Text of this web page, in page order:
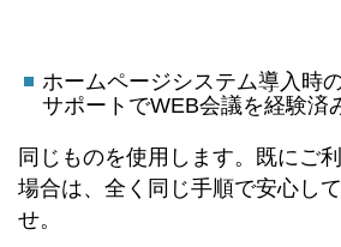
ホームページシステム導入時
サポートでWEB会議を経験済
同じものを使用します。既にご
場合は、全く同じ手順で安心し
せ。